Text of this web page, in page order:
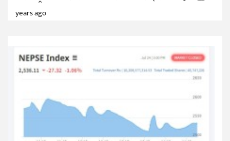
years ago